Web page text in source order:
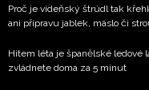
Proč je vídeňský štrúdl tak
ani přípravu jablek, máslo či
Hitem léta je španělské ledové
zvládnete doma za 5 minut